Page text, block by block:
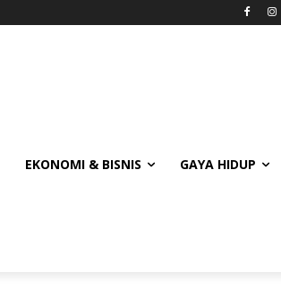
EKONOMI & BISNIS GAYA HIDUP